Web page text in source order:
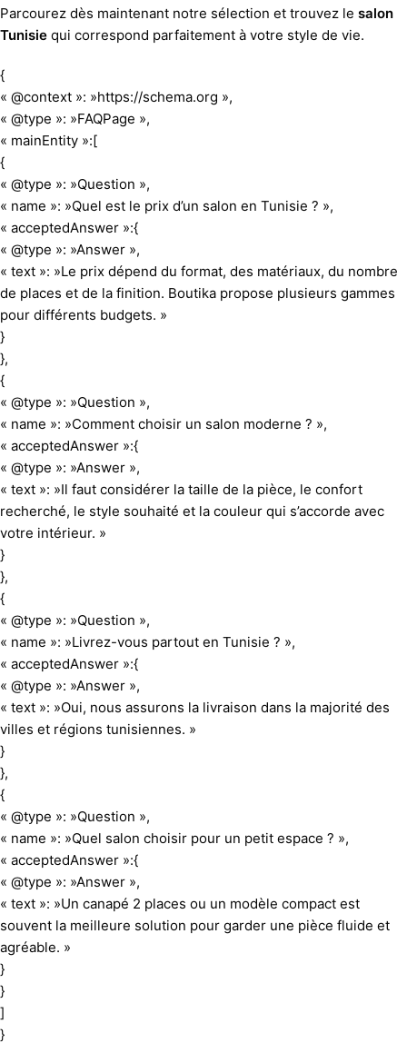
Parcourez dès maintenant notre sélection et trouvez le salon
Tunisie qui correspond parfaitement à votre style de vie.
{
« @context »: »https://schema.org »,
« @type »: »FAQPage »,
« mainEntity »:[
{
« @type »: »Question »,
« name »: »Quel est le prix d’un salon en Tunisie ? »,
« acceptedAnswer »:{
« @type »: »Answer »,
« text »: »Le prix dépend du format, des matériaux, du nombre
de places et de la finition. Boutika propose plusieurs gammes
pour différents budgets. »
}
},
{
« @type »: »Question »,
« name »: »Comment choisir un salon moderne ? »,
« acceptedAnswer »:{
« @type »: »Answer »,
« text »: »Il faut considérer la taille de la pièce, le confort
recherché, le style souhaité et la couleur qui s’accorde avec
votre intérieur. »
}
},
{
« @type »: »Question »,
« name »: »Livrez-vous partout en Tunisie ? »,
« acceptedAnswer »:{
« @type »: »Answer »,
« text »: »Oui, nous assurons la livraison dans la majorité des
villes et régions tunisiennes. »
}
},
{
« @type »: »Question »,
« name »: »Quel salon choisir pour un petit espace ? »,
« acceptedAnswer »:{
« @type »: »Answer »,
« text »: »Un canapé 2 places ou un modèle compact est
souvent la meilleure solution pour garder une pièce fluide et
agréable. »
}
}
]
}